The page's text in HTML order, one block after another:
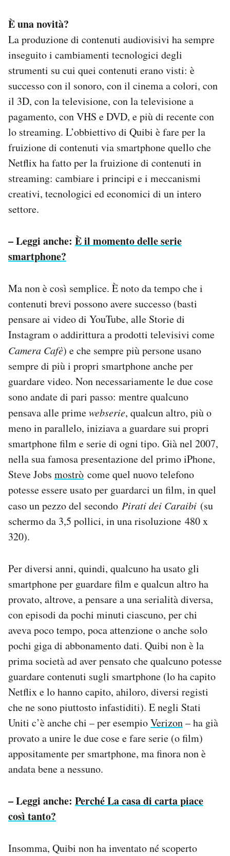
È una novità?
La produzione di contenuti audiovisivi ha sempre
inseguito i cambiamenti tecnologici degli
strumenti su cui quei contenuti erano visti: è
successo con il sonoro, con il cinema a colori, con
il 3D, con la televisione, con la televisione a
pagamento, con VHS e DVD, e più di recente con
lo streaming. L’obbiettivo di Quibi è fare per la
fruizione di contenuti via smartphone quello che
Netflix ha fatto per la fruizione di contenuti in
streaming: cambiare i principi e i meccanismi
creativi, tecnologici ed economici di un intero
settore.
– Leggi anche: È il momento delle serie
smartphone?
Ma non è così semplice. È noto da tempo che i
contenuti brevi possono avere successo (basti
pensare ai video di YouTube, alle Storie di
Instagram o addirittura a prodotti televisivi come
Camera Cafè) e che sempre più persone usano
sempre di più i propri smartphone anche per
guardare video. Non necessariamente le due cose
sono andate di pari passo: mentre qualcuno
pensava alle primewebserie, qualcun altro, più o
meno in parallelo, iniziava a guardare sui propri
smartphone film e serie di ogni tipo. Già nel 2007,
nella sua famosa presentazione del primo iPhone,
Steve Jobs mostrò come quel nuovo telefono
potesse essere usato per guardarci un film, in quel
caso un pezzo del secondo Pirati dei Caraibi (su
schermo da 3,5 pollici, in una risoluzione 480 x
320).
Per diversi anni, quindi, qualcuno ha usato gli
smartphone per guardare film e qualcun altro ha
provato, altrove, a pensare a una serialità diversa,
con episodi da pochi minuti ciascuno, per chi
aveva poco tempo, poca attenzione o anche solo
pochi giga di abbonamento dati. Quibi non è la
prima società ad aver pensato che qualcuno potesse
guardare contenuti sugli smartphone (lo ha capito
Netflix e lo hanno capito, ahiloro, diversi registi
che ne sono piuttosto infastiditi). E negli Stati
Uniti c’è anche chi – per esempioVerizon– ha già
provato a unire le due cose e fare serie (o film)
appositamente per smartphone, ma finora non è
andata bene a nessuno.
– Leggi anche: Perché La casa di carta piace
così tanto?
Insomma, Quibi non ha inventato né scoperto